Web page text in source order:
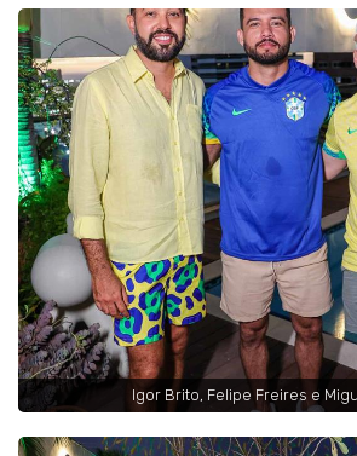
Igor Brito, Felipe Freires e